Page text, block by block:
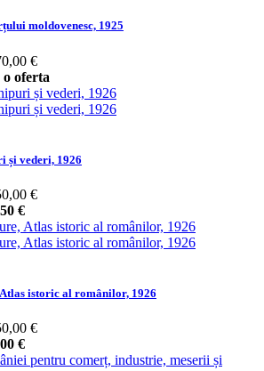
moldovenesc, 1925
€
oferta
și vederi, 1926
€
€
istoric al românilor, 1926
€
€